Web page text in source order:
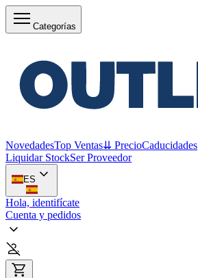
Categorías
NovedadesTop Ventas⇊ PrecioCaducidades
Liquidar StockSer Proveedor
ES
Hola, identifícate
Cuenta y pedidos